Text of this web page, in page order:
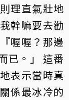
理直氣壯地
幹嘛要去勸
喔喔？那邊
已。」 這番
表示當時真
係最冰冷的